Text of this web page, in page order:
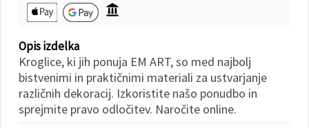
Opis izdelka
Kroglice, ki jih ponuja EM ART, so med najbolj
bistvenimi in praktičnimi materiali za ustvarjanje
različnih dekoracij. Izkoristite našo ponudbo in
sprejmite pravo odločitev. Naročite online.